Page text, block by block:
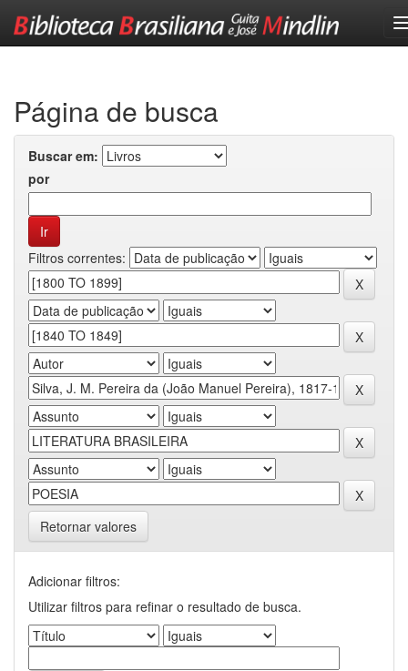
Página de busca
Buscar em:
por
Filtros correntes:
Retornar valores
Adicionar filtros:
Utilizar filtros para refinar o resultado de busca.